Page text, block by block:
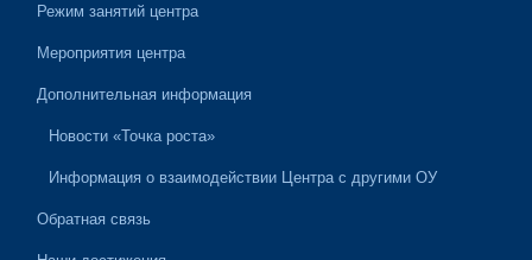
Режим занятий центра
Мероприятия центра
Дополнительная информация
Новости «Точка роста»
Информация о взаимодействии Центра с другими ОУ
Обратная связь